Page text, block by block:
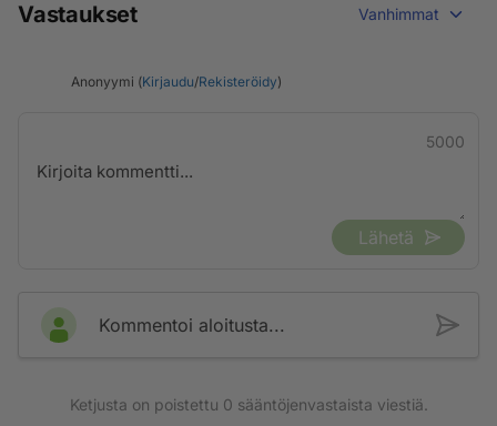
Vastaukset Vanhimmat
Anonyymi (Kirjaudu/Rekisteröidy)
5000
Lähetä
Kommentoi aloitusta...
Ketjusta on poistettu 0 sääntöjenvastaista viestiä.